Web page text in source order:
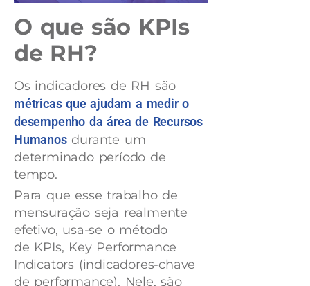
O que são KPIs
de RH?
Os indicadores de RH são
métricas que ajudam a medir o
desempenho da área de Recursos
Humanosdurante um
determinado período de
tempo.
Para que esse trabalho de
mensuração seja realmente
efetivo, usa-se o método
de KPIs, Key Performance
Indicators (indicadores-chave
de performance). Nele, são